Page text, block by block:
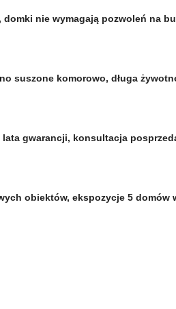
nie wymagają pozwoleń na
suszone komorowo, długa
gwarancji, konsultacja
obiektów, ekspozycje 5 domów